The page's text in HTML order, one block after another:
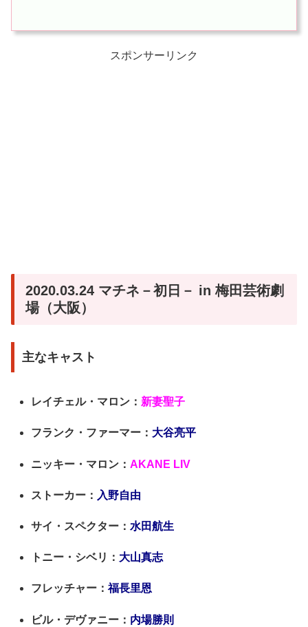
スポンサーリンク
2020.03.24 マチネ－初日－ in 梅田芸術劇
場（大阪）
主なキャスト
レイチェル・マロン： 新妻聖子
フランク・ファーマー： 大谷亮平
ニッキー・マロン：AKANE LIV
ストーカー： 入野自由
サイ・スペクター： 水田航生
トニー・シベリ： 大山真志
フレッチャー：福長里恩
ビル・デヴァニー： 内場勝則